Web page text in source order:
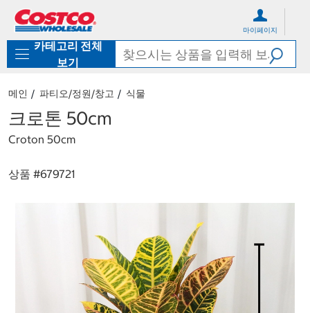
로
기
가
마이페이지
카테고리 전체
보기
메인 파티오/정원/창고 식물
크로톤 50cm
Croton 50cm
상품 #679721